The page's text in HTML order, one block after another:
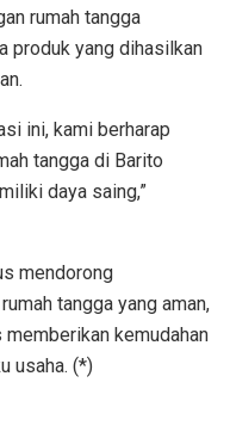
rumah tangga
produk yang dihasilkan
ini, kami berharap
tangga di Barito
daya saing,”
mendorong
tangga yang aman,
kemudahan
usaha. (*)